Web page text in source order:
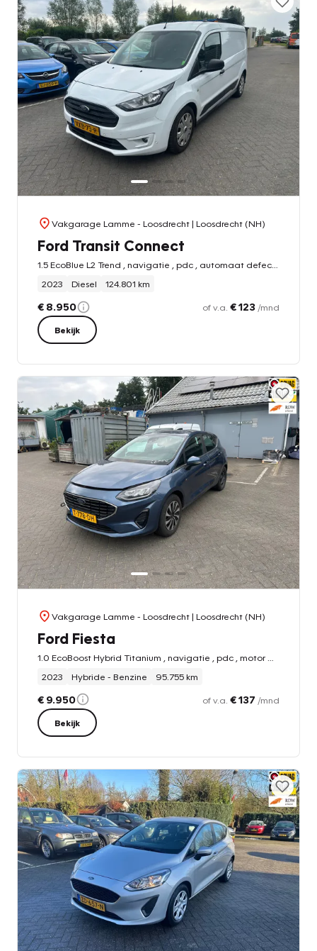
Vakgarage Lamme - Loosdrecht| Loosdrecht (NH)
Ford Transit Connect
2023
Diesel 124.801 km
€ 8.950 of v.a. € 123 /mnd
Bekijk
Vakgarage Lamme - Loosdrecht| Loosdrecht (NH)
Ford Fiesta
2023
Hybride - Benzine 95.755 km
€ 9.950 of v.a. € 137 /mnd
Bekijk